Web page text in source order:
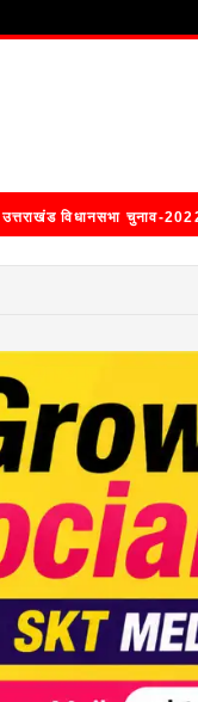
उत्तराखंड विधानसभा चुनाव-